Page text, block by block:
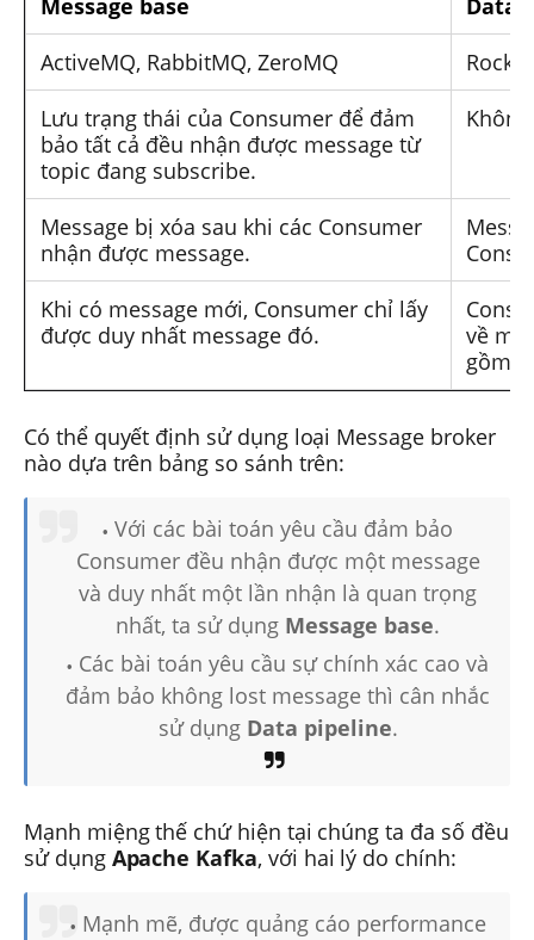
Message base
Data
ActiveMQ, RabbitMQ, ZeroMQ
Lưu trạng thái của Consumer để đảm
bảo tất cả đều nhận được message từ
topic đang subscribe.
Message bị xóa sau khi các Consumer
nhận được message.
Khi có message mới, Consumer chỉ lấy
được duy nhất message đó.
về
gồm
Có thể quyết định sử dụng loại Message broker
nào dựa trên bảng so sánh trên:
Với các bài toán yêu cầu đảm bảo
Consumer đều nhận được một message
và duy nhất một lần nhận là quan trọng
nhất, ta sử dụng Message base.
Các bài toán yêu cầu sự chính xác cao và
đảm bảo không lost message thì cân nhắc
sử dụng Data pipeline.
Mạnh miệng thế chứ hiện tại chúng ta đa số đều
sử dụng Apache Kafka, với hai lý do chính:
Mạnh mẽ, được quảng cáo performance